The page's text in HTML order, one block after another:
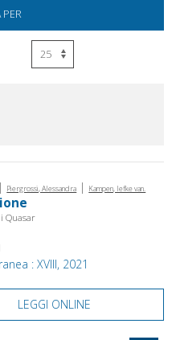
PER
| Piergrossi, Alessandra | Kampen, Iefke van.
Quasar
: XVIII, 2021
LEGGI ONLINE